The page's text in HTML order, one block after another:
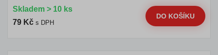
Skladem > 10 ks
79 Kč s DPH
DO KOŠÍKU